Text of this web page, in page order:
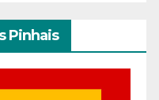
Pinhais